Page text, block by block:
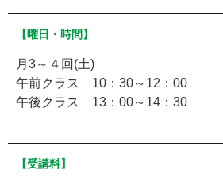
【曜日・時間】
月3～４回(土)
午前クラス 10：30～12：00
午後クラス 13：00～14：30
【受講料】